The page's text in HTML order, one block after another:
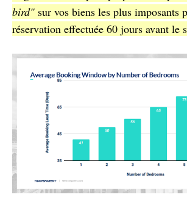
bird" sur vos biens les plus imposants
réservation effectuée 60 jours avant le